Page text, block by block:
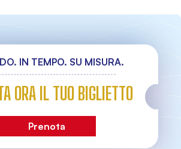
IN TEMPO. SU MISURA.
ORA IL TUO BIGLIETTO
Prenota